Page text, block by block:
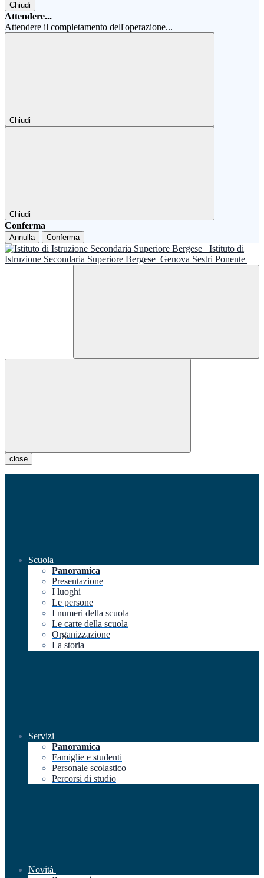
Chiudi
Attendere...
Attendere il completamento dell'operazione...
Chiudi
Chiudi
Conferma
Annulla Conferma
Istituto di
Istruzione Secondaria Superiore Bergese Genova Sestri Ponente
close
Scuola
Panoramica
Presentazione
I luoghi
Le persone
I numeri della scuola
Le carte della scuola
Organizzazione
La storia
Servizi
Panoramica
Famiglie e studenti
Personale scolastico
Percorsi di studio
Novità